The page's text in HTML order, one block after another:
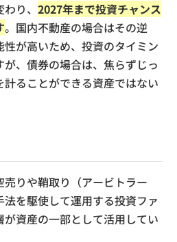
り、 2027年まで投資チャンス
。国内不動産の場合はその逆
が高いため、投資のタイミン
、債券の場合は、焦らずじっ
計ることができる資産ではない
りや鞘取り（アービトラー
を駆使して運用する投資ファ
資産の一部として活用してい